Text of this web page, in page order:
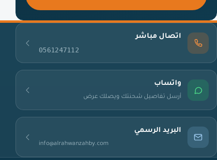
اتصال مباشر
0561247112
واتساب
أرسل تفاصيل شحنتك ويصلك عرض
البريد الرسمي
info@alrahwanzahby.com